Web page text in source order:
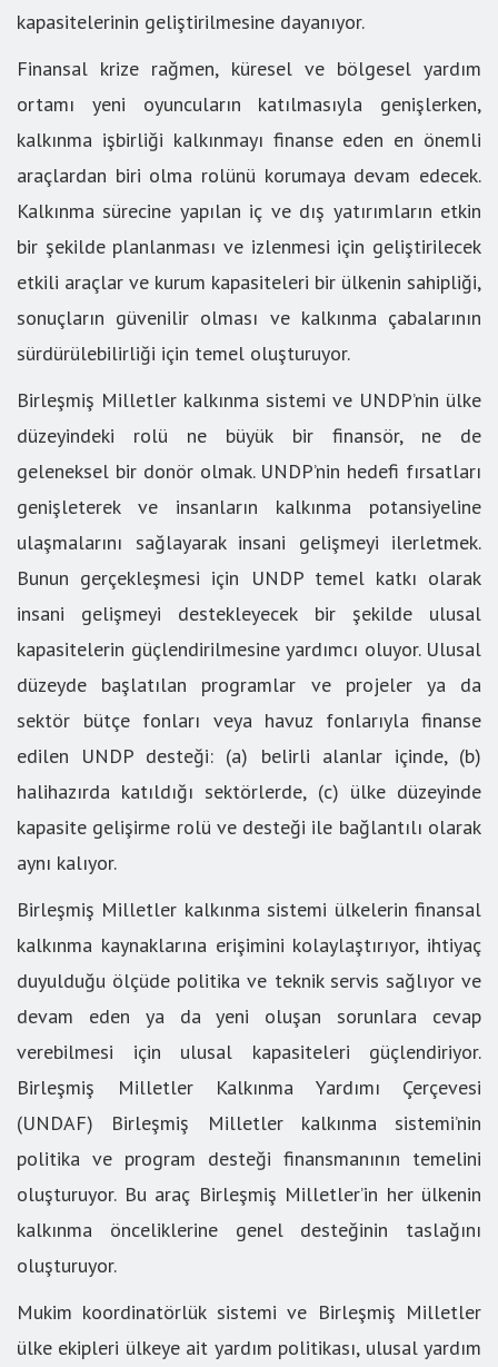
kapasitelerinin geliştirilmesine dayanıyor.
Finansal krize rağmen, küresel ve bölgesel yardım
ortamı yeni oyuncuların katılmasıyla genişlerken,
kalkınma işbirliği kalkınmayı finanse eden en önemli
araçlardan biri olma rolünü korumaya devam edecek.
Kalkınma sürecine yapılan iç ve dış yatırımların etkin
bir şekilde planlanması ve izlenmesi için geliştirilecek
etkili araçlar ve kurum kapasiteleri bir ülkenin sahipliği,
sonuçların güvenilir olması ve kalkınma çabalarının
sürdürülebilirliği için temel oluşturuyor.
Birleşmiş Milletler kalkınma sistemi ve UNDP’nin ülke
düzeyindeki rolü ne büyük bir finansör, ne de
geleneksel bir donör olmak. UNDP’nin hedefi fırsatları
genişleterek ve insanların kalkınma potansiyeline
ulaşmalarını sağlayarak insani gelişmeyi ilerletmek.
Bunun gerçekleşmesi için UNDP temel katkı olarak
insani gelişmeyi destekleyecek bir şekilde ulusal
kapasitelerin güçlendirilmesine yardımcı oluyor. Ulusal
düzeyde başlatılan programlar ve projeler ya da
sektör bütçe fonları veya havuz fonlarıyla finanse
edilen UNDP desteği: (a) belirli alanlar içinde, (b)
halihazırda katıldığı sektörlerde, (c) ülke düzeyinde
kapasite gelişirme rolü ve desteği ile bağlantılı olarak
aynı kalıyor.
Birleşmiş Milletler kalkınma sistemi ülkelerin finansal
kalkınma kaynaklarına erişimini kolaylaştırıyor, ihtiyaç
duyulduğu ölçüde politika ve teknik servis sağlıyor ve
devam eden ya da yeni oluşan sorunlara cevap
verebilmesi için ulusal kapasiteleri güçlendiriyor.
Birleşmiş Milletler Kalkınma Yardımı Çerçevesi
(UNDAF) Birleşmiş Milletler kalkınma sistemi’nin
politika ve program desteği finansmanının temelini
oluşturuyor. Bu araç Birleşmiş Milletler’in her ülkenin
kalkınma önceliklerine genel desteğinin taslağını
oluşturuyor.
Mukim koordinatörlük sistemi ve Birleşmiş Milletler
ülke ekipleri ülkeye ait yardım politikası, ulusal yardım